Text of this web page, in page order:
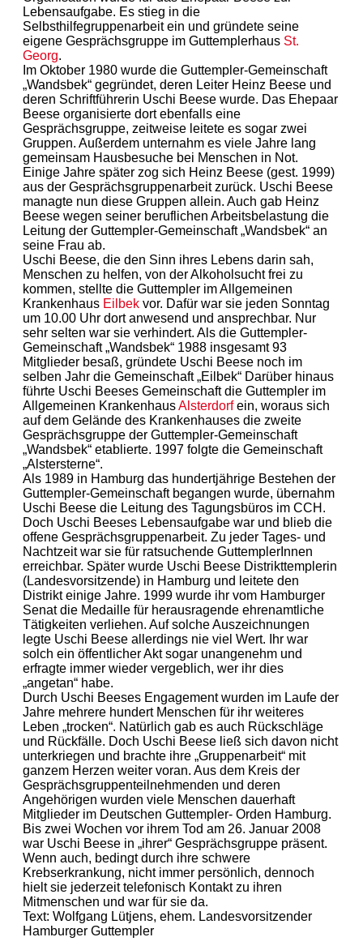
Lebensaufgabe. Es stieg in die
Selbsthilfegruppenarbeit ein und gründete seine
eigene Gesprächsgruppe im Guttemplerhaus St.
Georg.
Im Oktober 1980 wurde die Guttempler-Gemeinschaft
„Wandsbek“ gegründet, deren Leiter Heinz Beese und
deren Schriftführerin Uschi Beese wurde. Das Ehepaar
Beese organisierte dort ebenfalls eine
Gesprächsgruppe, zeitweise leitete es sogar zwei
Gruppen. Außerdem unternahm es viele Jahre lang
gemeinsam Hausbesuche bei Menschen in Not.
Einige Jahre später zog sich Heinz Beese (gest. 1999)
aus der Gesprächsgruppenarbeit zurück. Uschi Beese
managte nun diese Gruppen allein. Auch gab Heinz
Beese wegen seiner beruflichen Arbeitsbelastung die
Leitung der Guttempler-Gemeinschaft „Wandsbek“ an
seine Frau ab.
Uschi Beese, die den Sinn ihres Lebens darin sah,
Menschen zu helfen, von der Alkoholsucht frei zu
kommen, stellte die Guttempler im Allgemeinen
Krankenhaus Eilbek vor. Dafür war sie jeden Sonntag
um 10.00 Uhr dort anwesend und ansprechbar. Nur
sehr selten war sie verhindert. Als die Guttempler-
Gemeinschaft „Wandsbek“ 1988 insgesamt 93
Mitglieder besaß, gründete Uschi Beese noch im
selben Jahr die Gemeinschaft „Eilbek“ Darüber hinaus
führte Uschi Beeses Gemeinschaft die Guttempler im
Allgemeinen KrankenhausAlsterdorfein, woraus sich
auf dem Gelände des Krankenhauses die zweite
Gesprächsgruppe der Guttempler-Gemeinschaft
„Wandsbek“ etablierte. 1997 folgte die Gemeinschaft
„Alstersterne“.
Als 1989 in Hamburg das hundertjährige Bestehen der
Guttempler-Gemeinschaft begangen wurde, übernahm
Uschi Beese die Leitung des Tagungsbüros im CCH.
Doch Uschi Beeses Lebensaufgabe war und blieb die
offene Gesprächsgruppenarbeit. Zu jeder Tages- und
Nachtzeit war sie für ratsuchende GuttemplerInnen
erreichbar. Später wurde Uschi Beese Distrikttemplerin
(Landesvorsitzende) in Hamburg und leitete den
Distrikt einige Jahre. 1999 wurde ihr vom Hamburger
Senat die Medaille für herausragende ehrenamtliche
Tätigkeiten verliehen. Auf solche Auszeichnungen
legte Uschi Beese allerdings nie viel Wert. Ihr war
solch ein öffentlicher Akt sogar unangenehm und
erfragte immer wieder vergeblich, wer ihr dies
„angetan“ habe.
Durch Uschi Beeses Engagement wurden im Laufe der
Jahre mehrere hundert Menschen für ihr weiteres
Leben „trocken“. Natürlich gab es auch Rückschläge
und Rückfälle. Doch Uschi Beese ließ sich davon nicht
unterkriegen und brachte ihre „Gruppenarbeit“ mit
ganzem Herzen weiter voran. Aus dem Kreis der
Gesprächsgruppenteilnehmenden und deren
Angehörigen wurden viele Menschen dauerhaft
Mitglieder im Deutschen Guttempler- Orden Hamburg.
Bis zwei Wochen vor ihrem Tod am 26. Januar 2008
war Uschi Beese in „ihrer“ Gesprächsgruppe präsent.
Wenn auch, bedingt durch ihre schwere
Krebserkrankung, nicht immer persönlich, dennoch
hielt sie jederzeit telefonisch Kontakt zu ihren
Mitmenschen und war für sie da.
Text: Wolfgang Lütjens, ehem. Landesvorsitzender
Hamburger Guttempler